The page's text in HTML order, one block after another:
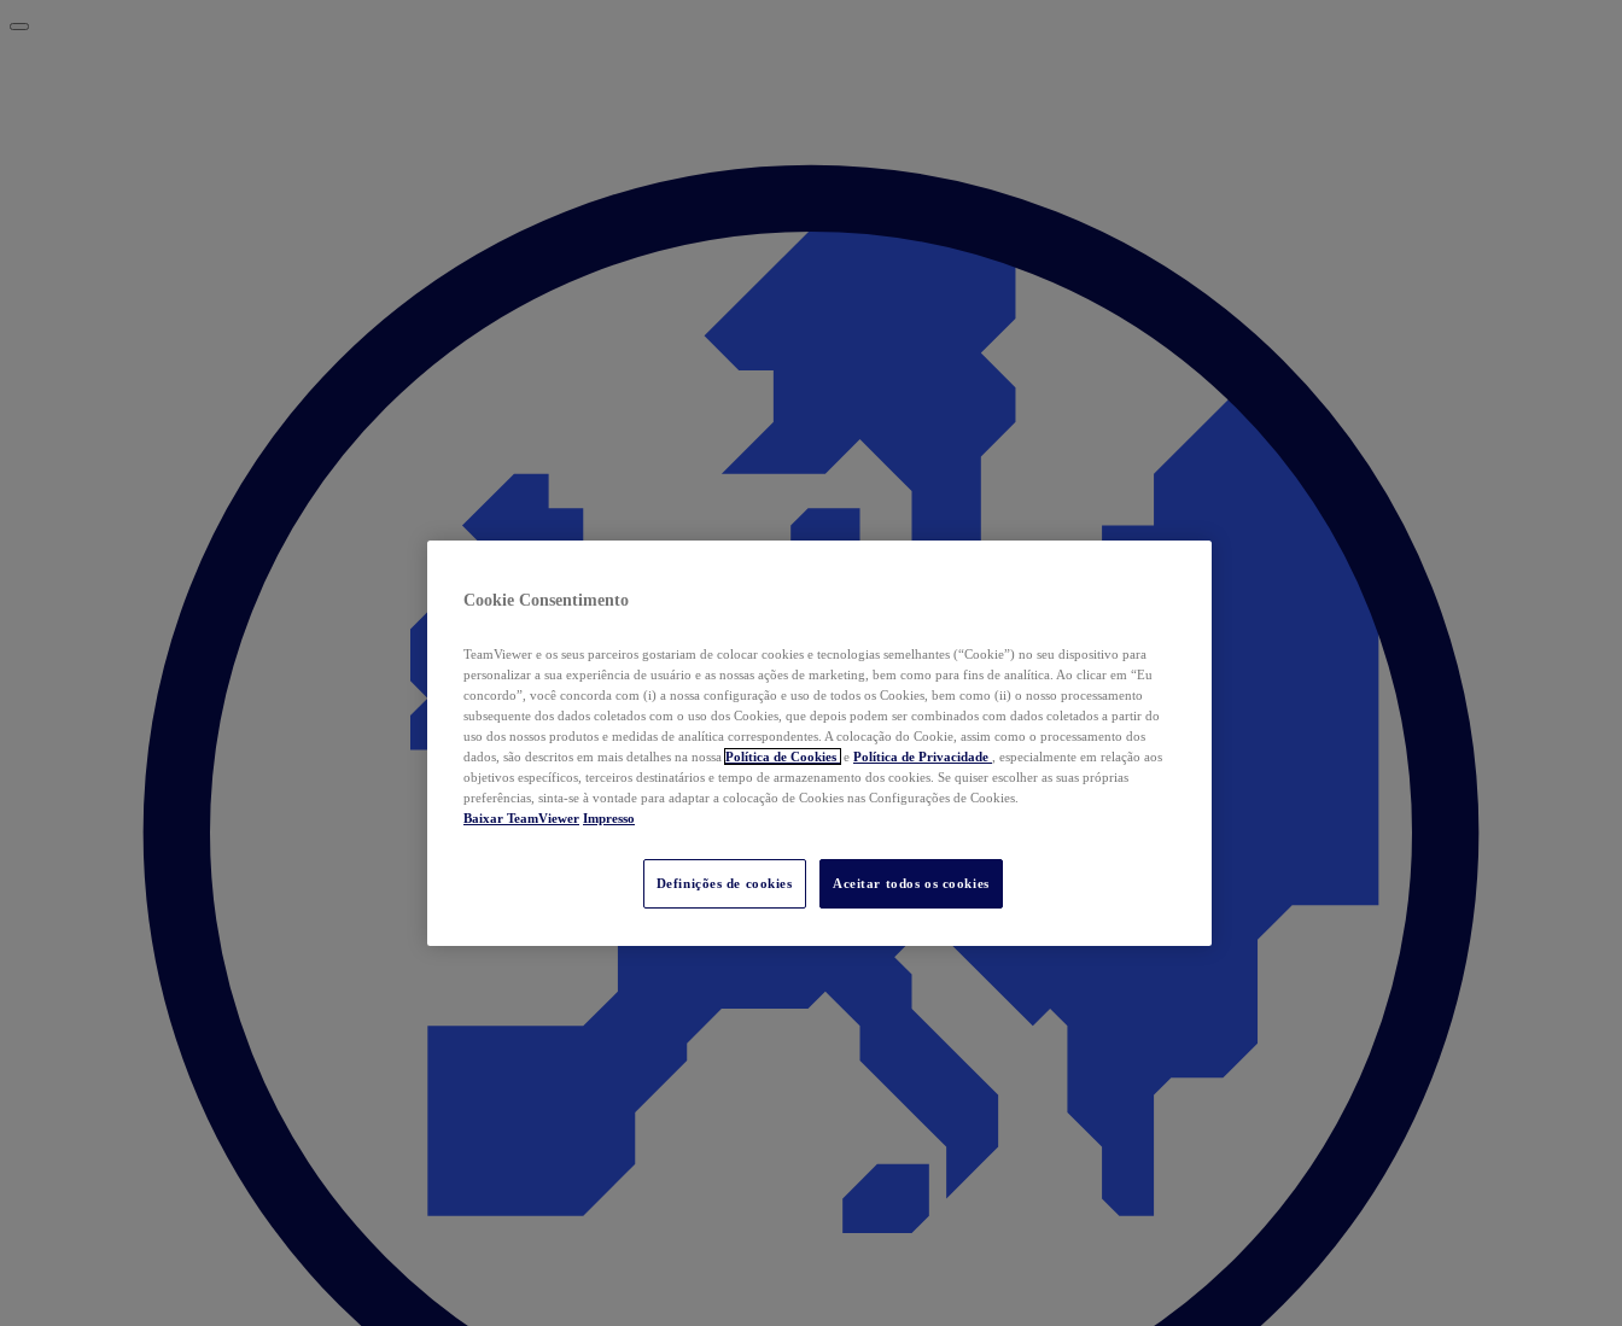
Cookie Consentimento
TeamViewer e os seus parceiros gostariam de colocar cookies e tecnologias semelhantes (“Cookie”) no seu dispositivo para
personalizar a sua experiência de usuário e as nossas ações de marketing, bem como para fins de analítica. Ao clicar em “Eu
concordo”, você concorda com (i) a nossa configuração e uso de todos os Cookies, bem como (ii) o nosso processamento
subsequente dos dados coletados com o uso dos Cookies, que depois podem ser combinados com dados coletados a partir do
uso dos nossos produtos e medidas de analítica correspondentes. A colocação do Cookie, assim como o processamento dos
dados, são descritos em mais detalhes na nossa Política de Cookies e Política de Privacidade
, especialmente em relação aos
objetivos específicos, terceiros destinatários e tempo de armazenamento dos cookies. Se quiser escolher as suas próprias
preferências, sinta-se à vontade para adaptar a colocação de Cookies nas Configurações de Cookies.
Baixar TeamViewer Impresso
Definições de cookies Aceitar todos os cookies